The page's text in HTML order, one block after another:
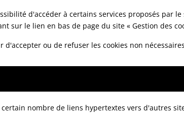
d'accéder à certains services proposés par
sur le lien en bas de page du site « Gestion des
ou de refuser les cookies non
nombre de liens hypertextes vers d'autres